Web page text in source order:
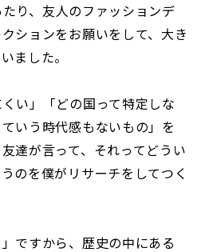
たり、友人のファッションデ
ションをお願いをして、大き
ました。
い」「どの国って特定しな
いう時代感もないもの」を
達が言って、それってどうい
のを僕がリサーチをしてつく
ですから、歴史の中にある